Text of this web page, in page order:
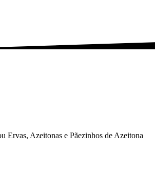
Ervas, Azeitonas e Pãezinhos de Azeitona